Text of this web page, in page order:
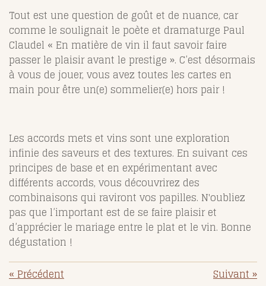
Tout est une question de goût et de nuance, car
comme le soulignait le poète et dramaturge Paul
Claudel « En matière de vin il faut savoir faire
passer le plaisir avant le prestige ». C’est désormais
à vous de jouer, vous avez toutes les cartes en
main pour être un(e) sommelier(e) hors pair !
Les accords mets et vins sont une exploration
infinie des saveurs et des textures. En suivant ces
principes de base et en expérimentant avec
différents accords, vous découvrirez des
combinaisons qui raviront vos papilles. N'oubliez
pas que l’important est de se faire plaisir et
d’apprécier le mariage entre le plat et le vin. Bonne
dégustation !
«Précédent Suivant»